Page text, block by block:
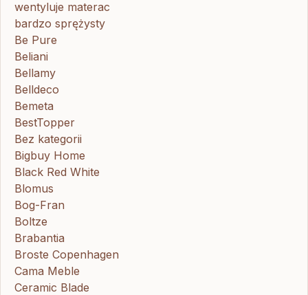
wentyluje materac
bardzo sprężysty
Be Pure
Beliani
Bellamy
Belldeco
Bemeta
BestTopper
Bez kategorii
Bigbuy Home
Black Red White
Blomus
Bog-Fran
Boltze
Brabantia
Broste Copenhagen
Cama Meble
Ceramic Blade